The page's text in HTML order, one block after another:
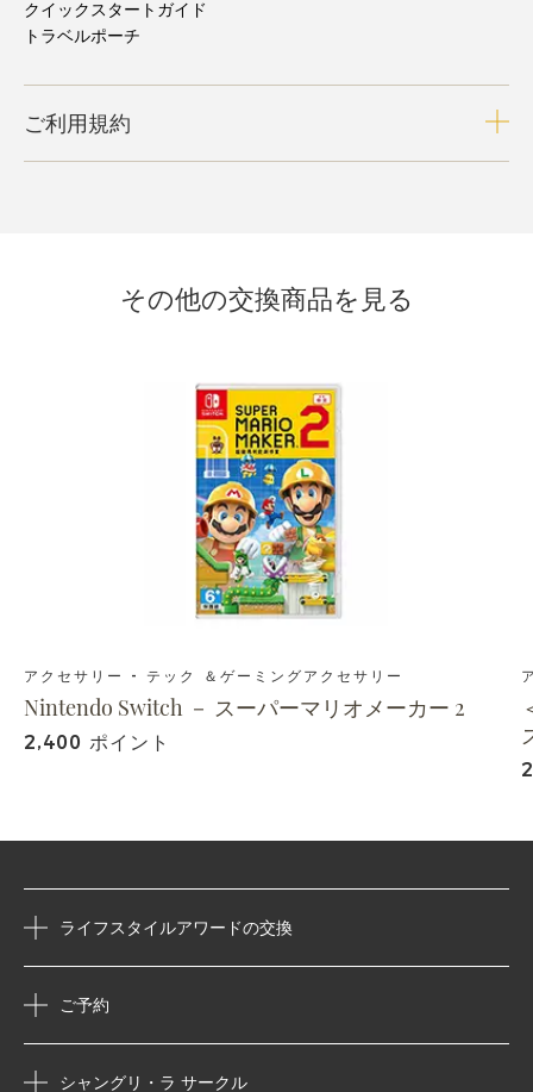
クイックスタートガイド
トラベルポーチ
ご利用規約
その他の交換商品を見る
アクセサリー - テック ＆ゲーミングアクセサリー
Nintendo Switch － スーパーマリオメーカー 2
2,400 ポイント
ライフスタイルアワードの交換
ご予約
シャングリ・ラ サークル